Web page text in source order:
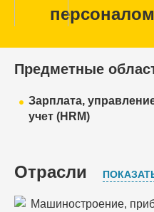
Предметные
Зарплата,
учет (HRM)
Отрасли
Машиностроение,